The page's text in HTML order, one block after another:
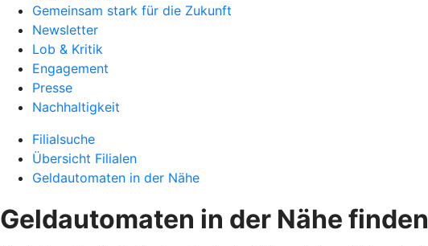
Gemeinsam stark für die Zukunft
Newsletter
Lob & Kritik
Engagement
Presse
Nachhaltigkeit
Filialsuche
Übersicht Filialen
Geldautomaten in der Nähe
Geldautomaten in der Nähe finden